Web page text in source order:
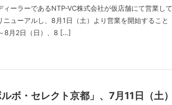
ーラーであるNTP-VC株式会社が仮店舗にて営業して
ューアルし、8月1日（土）より営業を開始すること
8月2日（日）、8 […]
ボ・セレクト京都」、7月11日（土）